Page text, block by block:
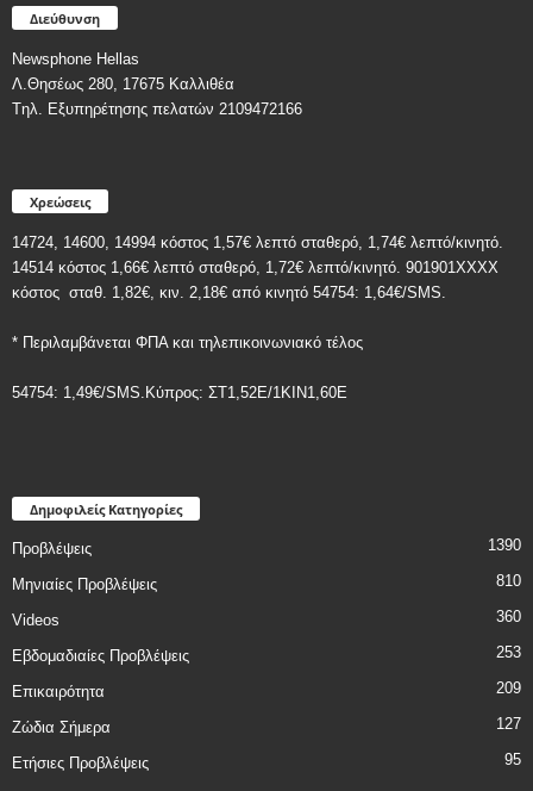
Διεύθυνση
Newsphone Hellas
Λ.Θησέως 280, 17675 Καλλιθέα
Tηλ. Εξυπηρέτησης πελατών 2109472166
Χρεώσεις
14724, 14600, 14994 κόστος 1,57€ λεπτό σταθερό, 1,74€ λεπτό/κινητό.
14514 κόστος 1,66€ λεπτό σταθερό, 1,72€ λεπτό/κινητό. 901901ΧΧΧΧ
κόστος σταθ. 1,82€, κιν. 2,18€ από κινητό 54754: 1,64€/SMS.
* Περιλαμβάνεται ΦΠΑ και τηλεπικοινωνιακό τέλος
54754: 1,49€/SMS.Κύπρος: ΣT1,52E/1KIN1,60E
Δημοφιλείς Κατηγορίες
Προβλέψεις 1390
Μηνιαίες Προβλέψεις 810
Videos 360
Εβδομαδιαίες Προβλέψεις 253
Επικαιρότητα 209
Ζώδια Σήμερα 127
Ετήσιες Προβλέψεις 95